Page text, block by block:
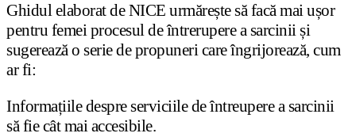
Ghidul elaborat de NICE urmărește să facă mai ușor
pentru femei procesul de întrerupere a sarcinii și
sugerează o serie de propuneri care îngrijorează, cum
ar fi:
Informațiile despre serviciile de întreupere a sarcinii
să fie cât mai accesibile.